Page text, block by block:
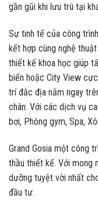
gần gũi khi lưu trú tại
Sự tinh tế của công
kết hợp cùng nghệ
thiết kế khoa học giúp
biển hoặc City View
trí đắc địa nằm ngay
chân. Với các dịch vụ
bơi, Phòng gym, Spa,
Grand Gosia một công
thầu thiết kế. Với mong
dưỡng tuyệt vời nhất
đầu tư.